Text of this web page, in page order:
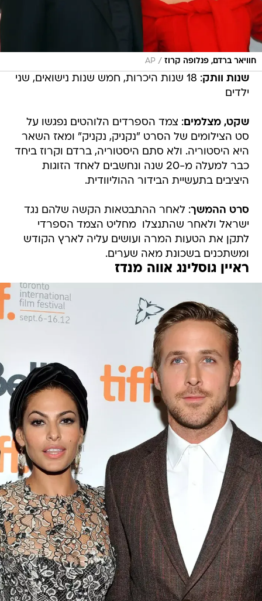
חוויאר ברדם, פנלופה קרוז /
שנות וותק
: 18 שנות היכרות, חמש שנות נישואים, שני
ילדים
שקט, מצלמים
היא היסטוריה. ולא סתם היסטוריה, ברדם וקרוז ביחד
כבר למעלה מ-20 שנה ונחשבים לאחד הזוגות
היציבים בתעשיית הבידור ההוליוודית.
סרט ההמשך: לאחר ההתבטאות הקשה שלהם נגד
לתקן את הטעות המרה ועושים עליה לארץ הקודש
ומשתכנים בשכונת מאה שערים.
ראיין גוסלינג אווה מנדז